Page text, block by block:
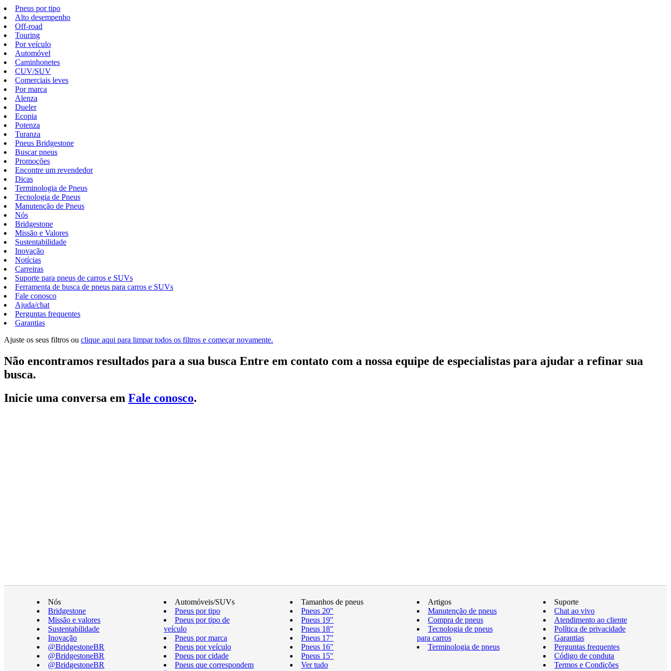
Pneus por tipo
Alto desempenho
Off-road
Touring
Por veículo
Automóvel
Caminhonetes
CUV/SUV
Comerciais leves
Por marca
Alenza
Dueler
Ecopia
Potenza
Turanza
Pneus Bridgestone
Buscar pneus
Promoções
Encontre um revendedor
Dicas
Terminologia de Pneus
Tecnologia de Pneus
Manutenção de Pneus
Nós
Bridgestone
Missão e Valores
Sustentabilidade
Inovação
Notícias
Carreiras
Suporte para pneus de carros e SUVs
Ferramenta de busca de pneus para carros e SUVs
Fale conosco
Ajuda/chat
Perguntas frequentes
Garantias
Ajuste os seus filtros ou clique aqui para limpar todos os filtros e começar novamente.
Não encontramos resultados para a sua busca Entre em contato com a nossa equipe de especialistas para ajudar a refinar sua
busca.
Inicie uma conversa em Fale conosco.
Nós
Bridgestone
Missão e valores
Sustentabilidade
Inovação
@BridgestoneBR
@BridgestoneBR
@BridgestoneBR
Automóveis/SUVs
Pneus por tipo
Pneus por tipo de
veículo
Pneus por marca
Pneus por veículo
Pneus por cidade
Pneus que correspondem
Tamanhos de pneus
Pneus 20"
Pneus 19"
Pneus 18"
Pneus 17"
Pneus 16"
Pneus 15"
Ver tudo
Artigos
Manutenção de pneus
Compra de pneus
Tecnologia de pneus
para carros
Terminologia de pneus
Suporte
Chat ao vivo
Atendimento ao cliente
Política de privacidade
Garantias
Perguntas frequentes
Código de conduta
Termos e Condições